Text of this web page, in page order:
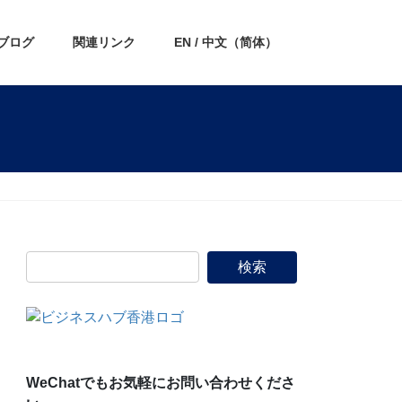
ログ 関連リンク EN / 中文（简体）
WeChatでもお気軽にお問い合わせくださ